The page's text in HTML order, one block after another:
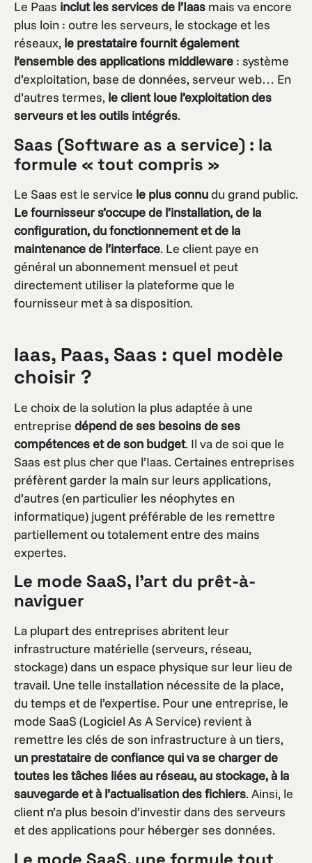
Le Paas inclut les services de l’Iaas mais va encore
plus loin : outre les serveurs, le stockage et les
réseaux, le prestataire fournit également
l’ensemble des applications middleware : système
d’exploitation, base de données, serveur web… En
d’autres termes, le client loue l’exploitation des
serveurs et les outils intégrés.
Saas (Software as a service) : la
formule « tout compris »
Le Saas est le service le plus connudu grand public.
Le fournisseur s’occupe de l’installation, de la
configuration, du fonctionnement et de la
maintenance de l’interface. Le client paye en
général un abonnement mensuel et peut
directement utiliser la plateforme que le
fournisseur met à sa disposition.
Iaas, Paas, Saas : quel modèle
choisir ?
Le choix de la solution la plus adaptée à une
entreprise dépend de ses besoins de ses
compétences et de son budget. Il va de soi que le
Saas est plus cher que l’Iaas. Certaines entreprises
préfèrent garder la main sur leurs applications,
d’autres (en particulier les néophytes en
informatique) jugent préférable de les remettre
partiellement ou totalement entre des mains
expertes.
Le mode SaaS, l’art du prêt-à-
naviguer
La plupart des entreprises abritent leur
infrastructure matérielle (serveurs, réseau,
stockage) dans un espace physique sur leur lieu de
travail. Une telle installation nécessite de la place,
du temps et de l’expertise. Pour une entreprise, le
mode SaaS (Logiciel As A Service) revient à
remettre les clés de son infrastructure à un tiers,
un prestataire de confiance qui va se charger de
toutes les tâches liées au réseau, au stockage, à la
sauvegarde et à l’actualisation des fichiers. Ainsi, le
client n’a plus besoin d’investir dans des serveurs
et des applications pour héberger ses données.